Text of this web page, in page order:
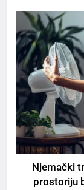
Njemački
prostoriju